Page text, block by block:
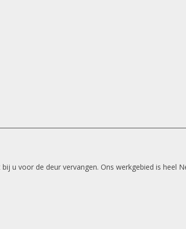
u voor de deur vervangen. Ons werkgebied is heel